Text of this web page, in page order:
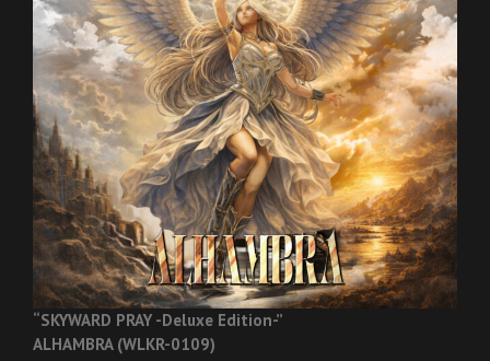
“SKYWARD PRAY -Deluxe Edition-”
ALHAMBRA (WLKR-0109)